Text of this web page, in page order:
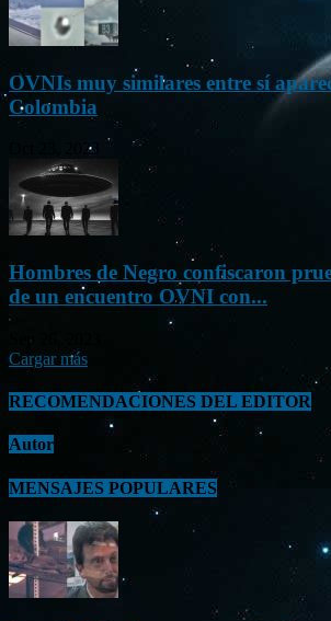
OVNIs muy similares entre sí
Colombia
Oct 23, 2023
Hombres de Negro confiscaron
de un encuentro OVNI con...
Cargar más
RECOMENDACIONES DEL EDITOR
Autor
MENSAJES POPULARES